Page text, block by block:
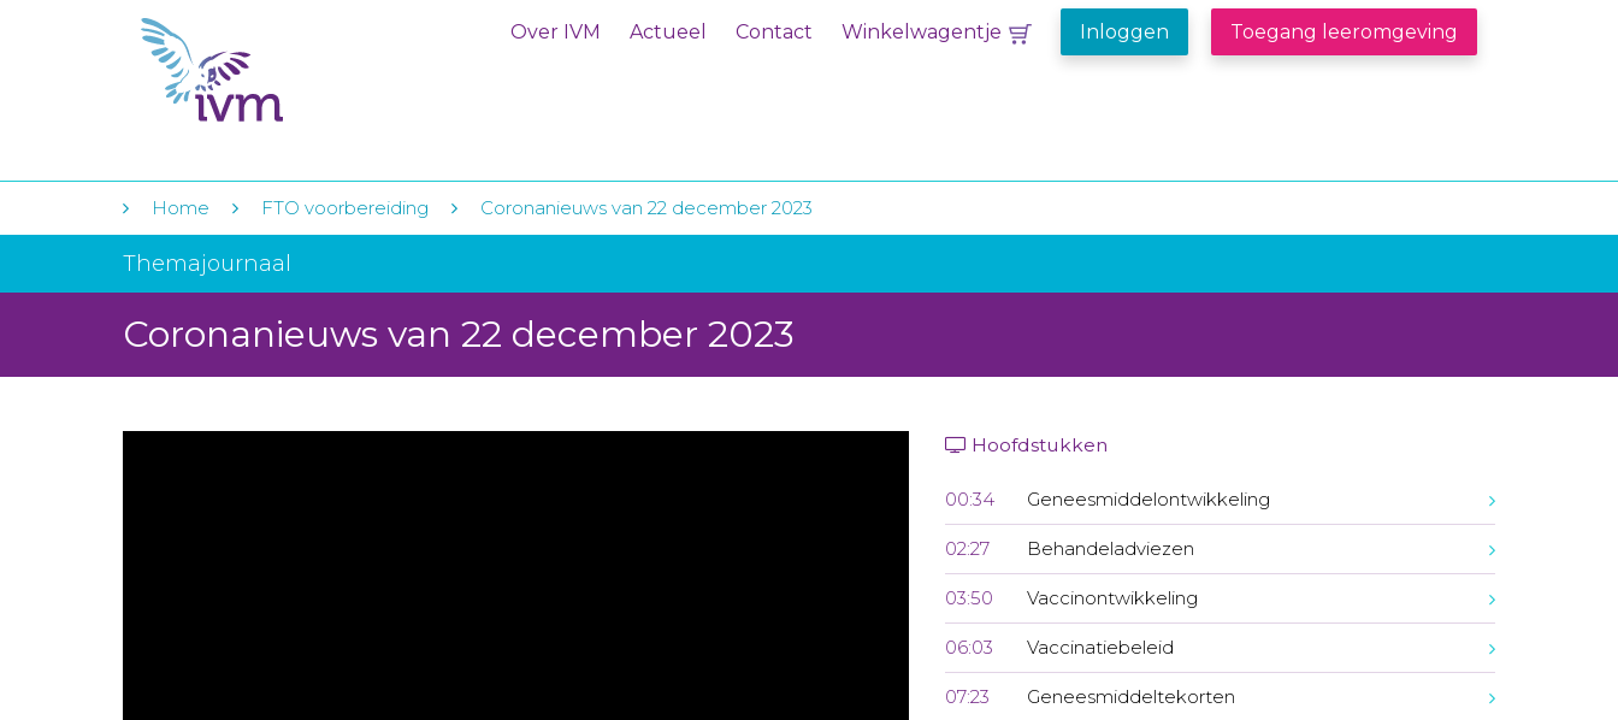
Over IVM Actueel Contact Winkelwagentje Inloggen Toegang leeromgeving
Home FTO voorbereiding Coronanieuws van 22 december 2023
Themajournaal
Coronanieuws van 22 december 2023
Hoofdstukken
00:34 Geneesmiddelontwikkeling
02:27 Behandeladviezen
03:50 Vaccinontwikkeling
06:03 Vaccinatiebeleid
07:23 Geneesmiddeltekorten